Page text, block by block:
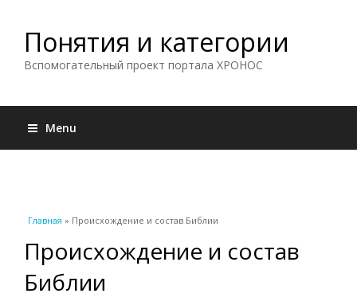
Понятия и категории
Вспомогательный проект портала ХРОНОС
Menu
Вы здесь
Главная » Происхождение и состав Библии
Происхождение и состав
Библии